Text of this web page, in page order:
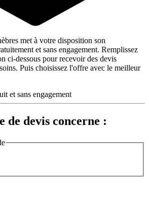
met à votre disposition son
et sans engagement. Remplissez
ci-dessous pour recevoir des devis
Puis choisissez l'offre avec le meilleur
et sans engagement
de devis concerne :